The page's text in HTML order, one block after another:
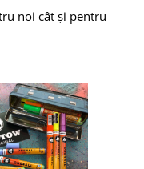
noi cât și pentru